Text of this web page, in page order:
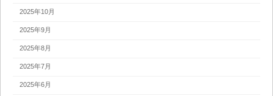
2025年10月
2025年9月
2025年8月
2025年7月
2025年6月